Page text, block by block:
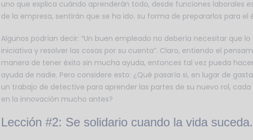
uno que explica cuándo aprenderán todo, desde funciones laborales
de la empresa, sentirán que se ha ido. su forma de prepararlos para el
Algunos podrían decir: “Un buen empleado no debería necesitar que
iniciativa y resolver las cosas por su cuenta”. Claro, entiendo el
manera de tener éxito sin mucha ayuda, entonces tal vez pueda
ayuda de nadie. Pero considere esto: ¿Qué pasaría si, en lugar de
un trabajo de detective para aprender las partes de su nuevo rol,
en la innovación mucho antes?
Lección #2: Se solidario cuando la vida suceda.